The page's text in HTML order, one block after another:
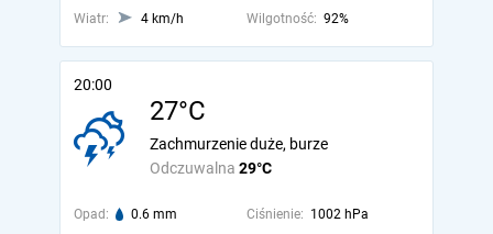
Wiatr:
4 km/h Wilgotność: 92%
20:00
27°C
Odczuwalna 29°C
Zachmurzenie duże, burze
Opad: 0.6 mm Ciśnienie: 1002 hPa